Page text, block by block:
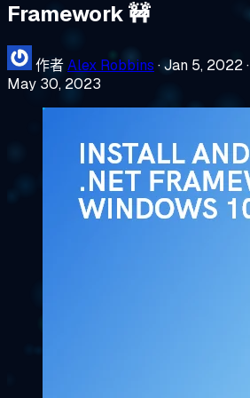
Framework 🚧
作者Alex Robbins ·Jan 5, 2022·
May 30, 2023